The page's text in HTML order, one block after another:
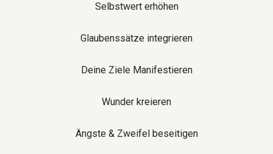
Selbstwert erhöhen
Glaubenssätze integrieren
Deine Ziele Manifestieren
Wunder kreieren
Ängste & Zweifel beseitigen